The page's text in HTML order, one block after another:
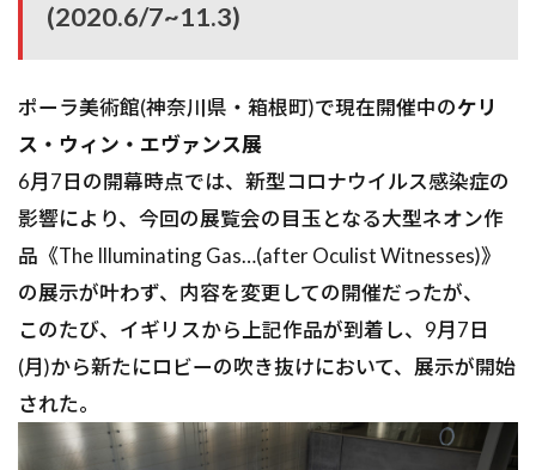
(2020.6/7~11.3)
ポーラ美術館(神奈川県・箱根町)で現在開催中のケリ
ス・ウィン・エヴァンス展
6月7日の開幕時点では、新型コロナウイルス感染症の
影響により、今回の展覧会の目玉となる大型ネオン作
品《The Illuminating Gas…(after Oculist Witnesses)》
の展示が叶わず、内容を変更しての開催だったが、
このたび、イギリスから上記作品が到着し、9月7日
(月)から新たにロビーの吹き抜けにおいて、展示が開始
された。